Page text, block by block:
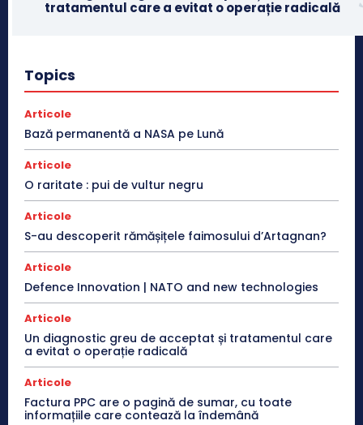
tratamentul care a evitat o operație radicală
Topics
Articole
Bază permanentă a NASA pe Lună
Articole
O raritate : pui de vultur negru
Articole
S-au descoperit rămășițele faimosului d’Artagnan?
Articole
Defence Innovation | NATO and new technologies
Articole
Un diagnostic greu de acceptat și tratamentul care
a evitat o operație radicală
Articole
Factura PPC are o pagină de sumar, cu toate
informațiile care contează la îndemână